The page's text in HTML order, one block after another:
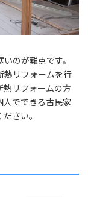
のが難点です。
熱リフォームを行
熱リフォームの方
人でできる古民家
さい。